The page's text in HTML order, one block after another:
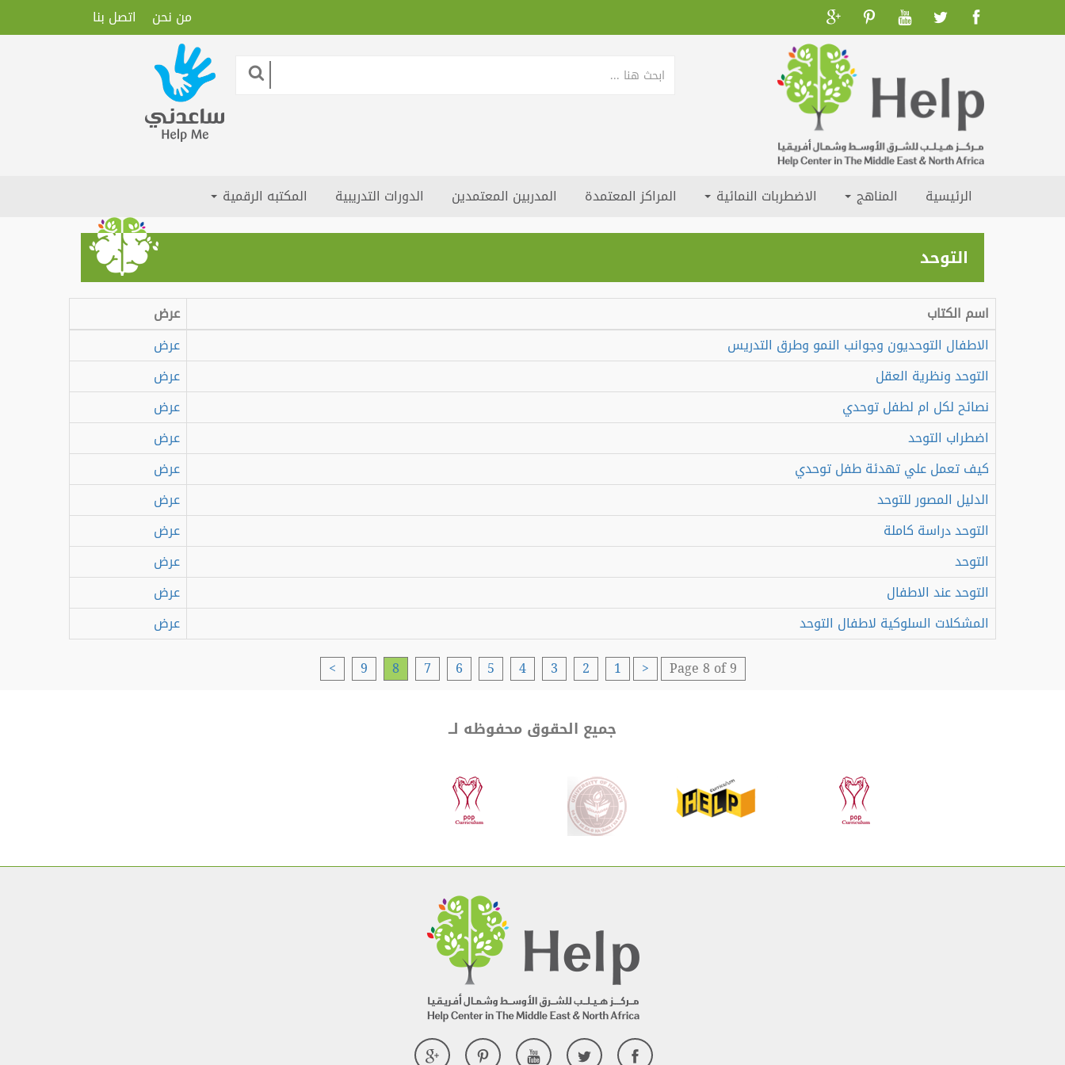
من نحن اتصل بنا
الرئيسية المناهج الاضطربات النمائية المراكز المعتمدة المدربين المعتمدين الدورات التدريبية المكتبه الرقمية
التوحد
اسم الكتاب
عرض
الاطفال التوحديون وجوانب النمو وطرق التدريس
عرض
التوحد ونظرية العقل
عرض
نصائح لكل ام لطفل توحدي
عرض
اضطراب التوحد
عرض
كيف تعمل علي تهدئة طفل توحدي
عرض
الدليل المصور للتوحد
عرض
التوحد دراسة كاملة
عرض
التوحد
عرض
التوحد عند الاطفال
عرض
المشكلات السلوكية لاطفال التوحد
عرض
Page 8 of 9
<
1
2
3
4
5
6
7
8
9
>
جميع الحقوق محفوظه لــ